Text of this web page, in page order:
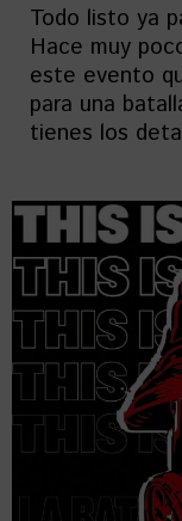
Todo listo ya
Hace muy
este evento
para una
tienes los